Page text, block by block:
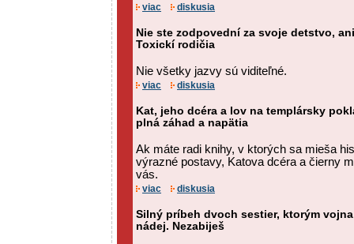
viac diskusia
Nie ste zodpovední za svoje detstvo,
Toxickí rodičia
Nie všetky jazvy sú viditeľné.
viac diskusia
Kat, jeho dcéra a lov na templársky
plná záhad a napätia
Ak máte radi knihy, v ktorých sa mieša
výrazné postavy, Katova dcéra a čierny
vás.
viac diskusia
Silný príbeh dvoch sestier, ktorým
nádej. Nezabiješ